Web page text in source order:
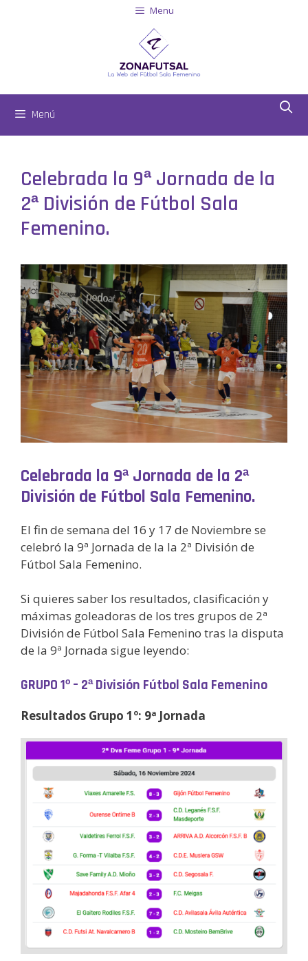
Menu
Menú
Celebrada la 9ª Jornada de la
2ª División de Fútbol Sala
Femenino.
Celebrada la 9ª Jornada de la 2ª
División de Fútbol Sala Femenino.
El fin de semana del 16 y 17 de Noviembre se
celebró la 9ª Jornada de la la 2ª División de
Fútbol Sala Femenino.
Si quieres saber los resultados, clasificación y
máximas goleadoras de los tres grupos de 2ª
División de Fútbol Sala Femenino tras la disputa
de la 9ª Jornada sigue leyendo:
GRUPO 1º – 2ª División Fútbol Sala Femenino
Resultados Grupo 1º: 9ª Jornada